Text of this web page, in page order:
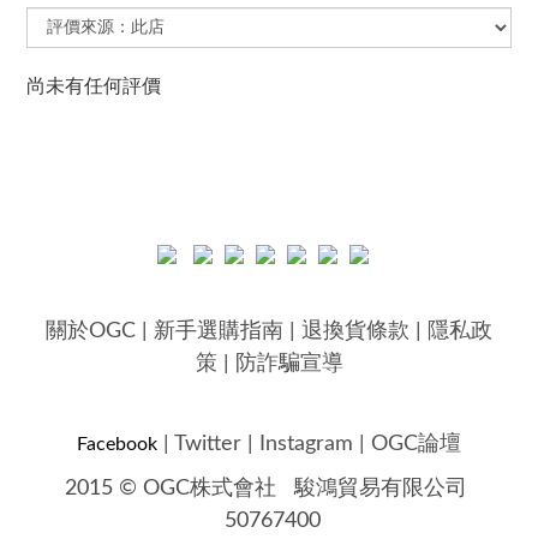
尚未有任何評價
關於OGC 新手選購指南 退換貨條款
隱私政
策
防詐騙宣導
Facebook Twitter Instagram OGC論壇
2015 © OGC株式會社駿鴻貿易有限公司
50767400